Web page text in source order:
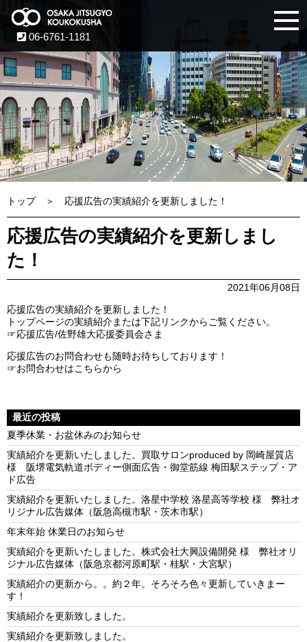
06-6761-1181
トップ 応援広告の実績紹介を更新しました！
応援広告の実績紹介を更新しまし
た！
2021年06月08日
応援広告の実績紹介を更新しました！
トップページの実績紹介または下記リンクからご覧ください。
☞応援広告/佐野雄大応援委員会さま
応援広告のお問合わせも随時お待ちしております！
☞お問合わせはこちらから
最近の投稿
夏季休業・お盆休みのお知らせ
実績紹介を更新いたしました。買取サロンproduced by 岡崎屋質店
様 阪堺電気軌道ボディー側面広告・御堂筋線 梅田駅ステップ・ア
ド広告
実績紹介を更新いたしました。洛星中学校 洛星高等学校 様 弊社オ
リジナル広告媒体（阪急高槻市駅・茨木市駅）
年末年始 休業日のお知らせ
実績紹介を更新いたしました。株式会社大興設備開発 様 弊社オリ
ジナル広告媒体（阪急京都河原町駅・桂駅・大宮駅）
実績紹介の更新から。。約２年。そろそろ色々更新していきまー
す！
実績紹介を更新致しました。
実績紹介を更新致しました。